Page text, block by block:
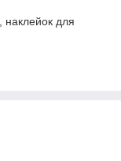
, наклейок для